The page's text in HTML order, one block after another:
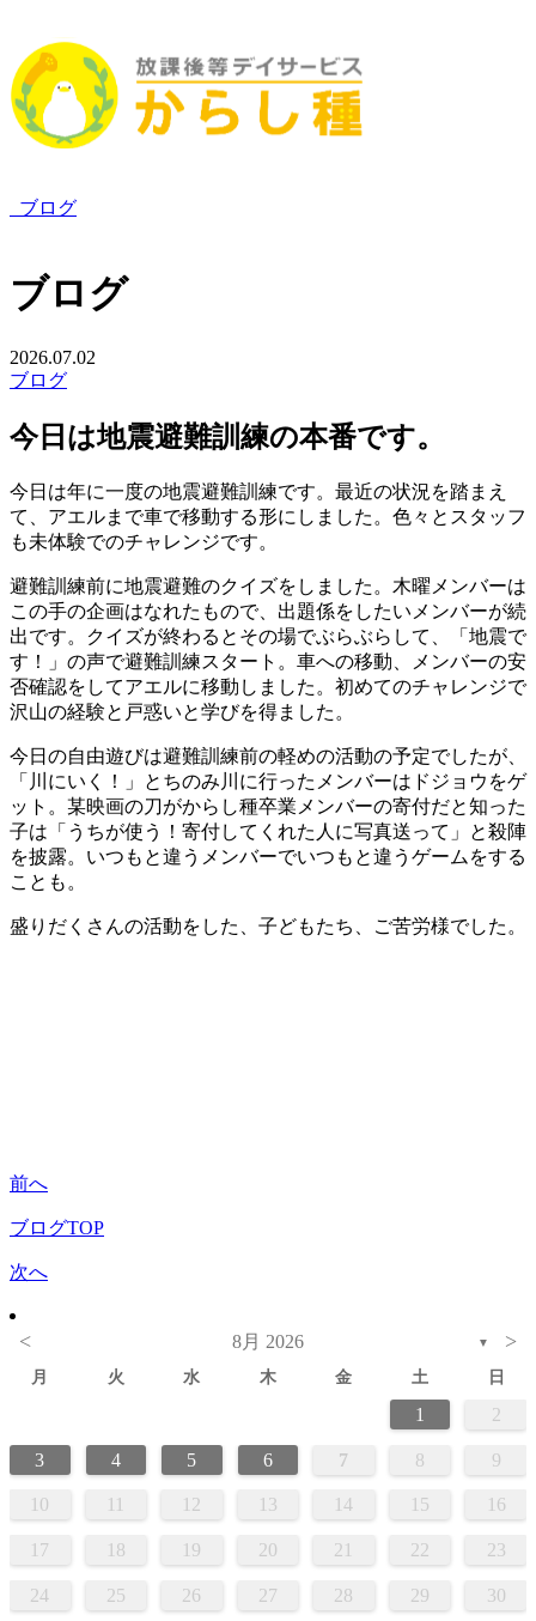
ブログ
ブログ
2026.07.02
ブログ
今日は地震避難訓練の本番です。
今日は年に一度の地震避難訓練です。最近の状況を踏まえ
て、アエルまで車で移動する形にしました。色々とスタッフ
も未体験でのチャレンジです。
避難訓練前に地震避難のクイズをしました。木曜メンバーは
この手の企画はなれたもので、出題係をしたいメンバーが続
出です。クイズが終わるとその場でぶらぶらして、「地震で
す！」の声で避難訓練スタート。車への移動、メンバーの安
否確認をしてアエルに移動しました。初めてのチャレンジで
沢山の経験と戸惑いと学びを得ました。
今日の自由遊びは避難訓練前の軽めの活動の予定でしたが、
「川にいく！」とちのみ川に行ったメンバーはドジョウをゲ
ット。某映画の刀がからし種卒業メンバーの寄付だと知った
子は「うちが使う！寄付してくれた人に写真送って」と殺陣
を披露。いつもと違うメンバーでいつもと違うゲームをする
ことも。
盛りだくさんの活動をした、子どもたち、ご苦労様でした。
前へ
ブログTOP
次へ
< 8月 2026 ▼ >
月 火 水 木 金 土 日
1 2
3 4 5 6 7 8 9
10 12 13 14 15 16
17 18 19 20 21 22 23
24 25 26 27 28 29 30